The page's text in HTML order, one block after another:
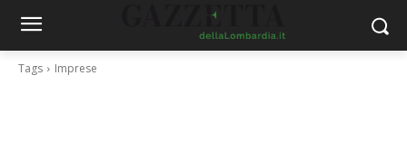
Tags Imprese